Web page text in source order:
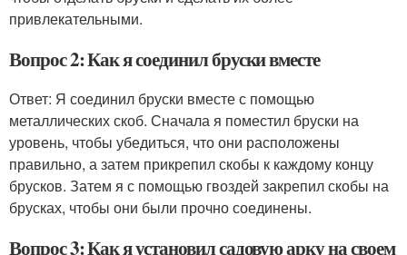
привлекательными.
Вопрос 2: Как я соединил бруски вместе
Ответ: Я соединил бруски вместе с помощью
металлических скоб. Сначала я поместил бруски на
уровень, чтобы убедиться, что они расположены
правильно, а затем прикрепил скобы к каждому концу
брусков. Затем я с помощью гвоздей закрепил скобы на
брусках, чтобы они были прочно соединены.
Вопрос 3: Как я установил садовую арку на своем